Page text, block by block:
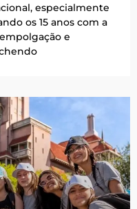
especialmente
os 15 anos com a
e